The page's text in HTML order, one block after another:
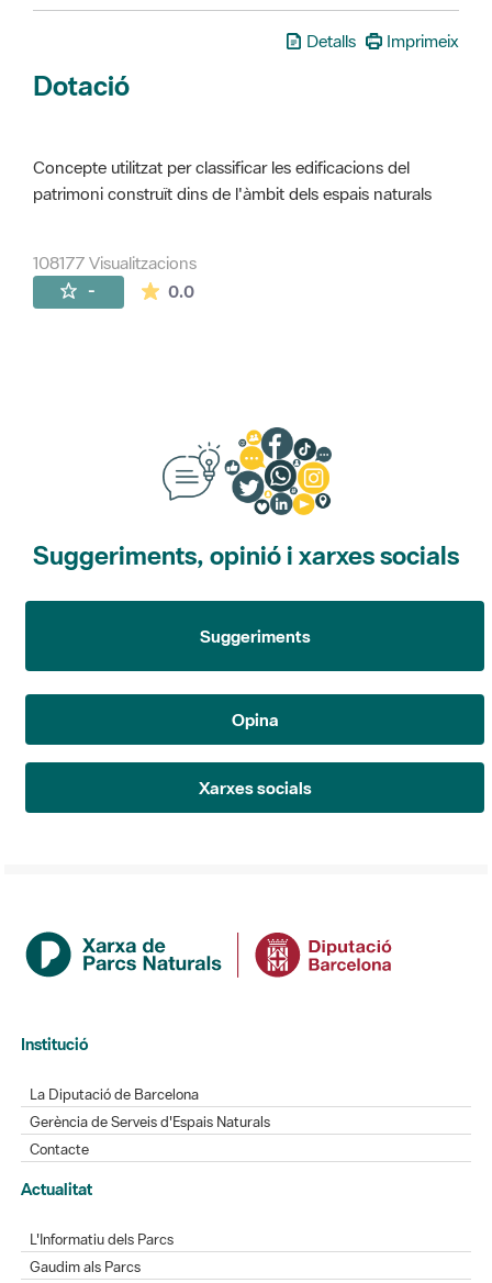
Detalls Imprimeix
Dotació
Concepte utilitzat per classificar les edificacions del
patrimoni construït dins de l'àmbit dels espais naturals
108177 Visualitzacions
- 0.0La mitjana de les valoracions és de 0
Suggeriments, opinió i xarxes socials
Suggeriments
Opina
Xarxes socials
Institució
La Diputació de Barcelona
Gerència de Serveis d'Espais Naturals
Contacte
Actualitat
L'Informatiu dels Parcs
Gaudim als Parcs